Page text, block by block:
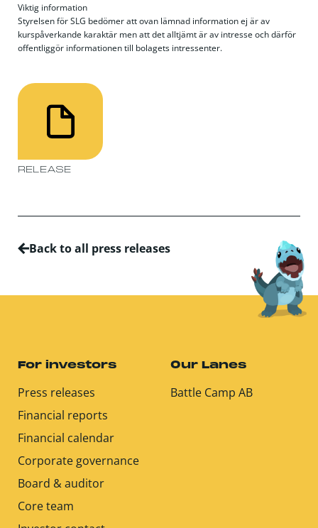
Viktig information
Styrelsen för SLG bedömer att ovan lämnad information ej är av
kurspåverkande karaktär men att det alltjämt är av intresse och därför
offentliggör informationen till bolagets intressenter.
RELEASE
Back to all press releases
For investors
Press releases
Financial reports
Financial calendar
Corporate governance
Board & auditor
Core team
Our Lanes
Battle Camp AB